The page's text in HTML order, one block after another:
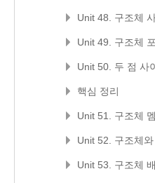
Unit 48. 구조체
Unit 49. 구조체
Unit 50. 두 점 사
핵심 정리
Unit 51. 구조체
Unit 52. 구조체
Unit 53. 구조체